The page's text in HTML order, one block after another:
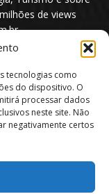
tecnologias como
do dispositivo. O
processar dados
neste site. Não
negativamente certos
de views